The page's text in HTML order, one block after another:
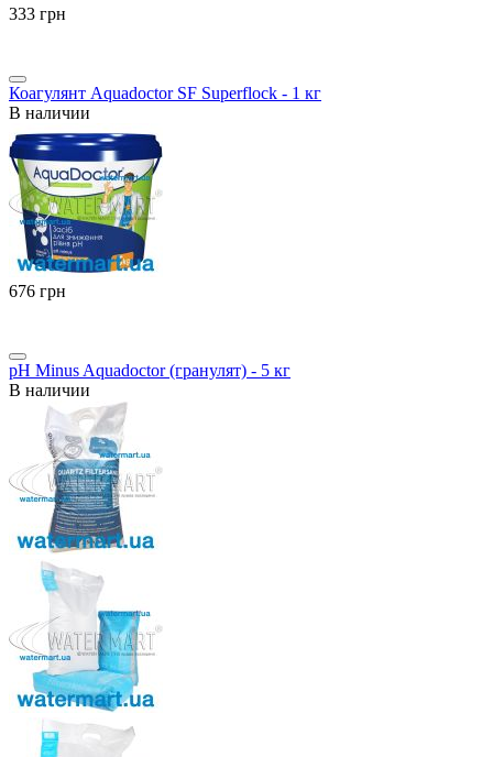
‍333‍ грн
Коагулянт Aquadoctor SF Superflock - 1 кг
В наличии
‍676‍ грн
pH Minus Aquadoctor (гранулят) - 5 кг
В наличии